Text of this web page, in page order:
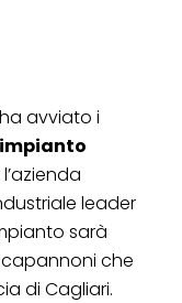
ha avviato i
impianto
leader
sarà
che
di Cagliari.